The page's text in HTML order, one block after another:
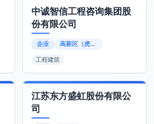
中诚智信工程咨询集团股
份有限公司
企业 高新区（虎丘区）
工程建筑
江苏东方盛虹股份有限公
司